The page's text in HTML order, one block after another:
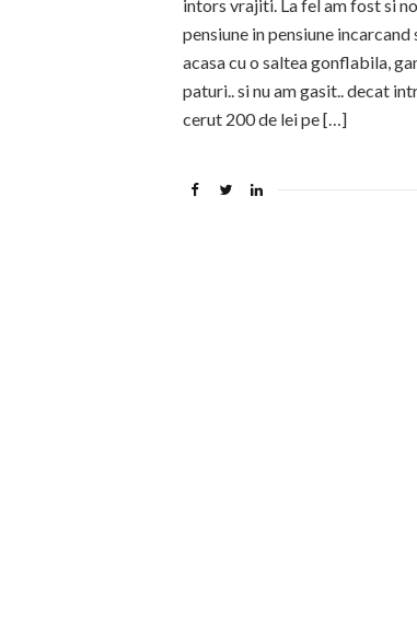
intors vrajiti. La fel am fost si
pensiune in pensiune
acasa cu o saltea gonflabila,
paturi.. si nu am gasit.. decat
cerut 200 de lei pe […]